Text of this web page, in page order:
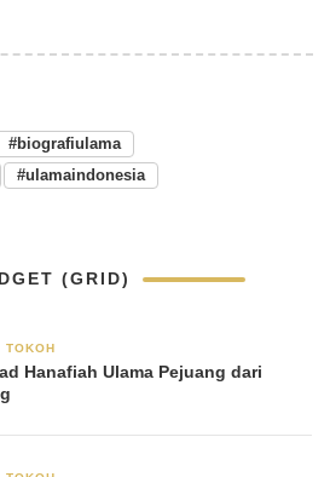
#biografiulama
#ulamaindonesia
(GRID)
TOKOH
Hanafiah Ulama Pejuang dari